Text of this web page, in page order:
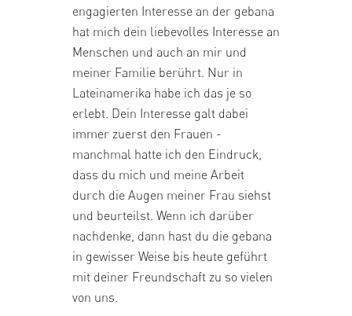
engagierten Interesse an der gebana
hat mich dein liebevolles Interesse an
Menschen und auch an mir und
meiner Familie berührt. Nur in
Lateinamerika habe ich das je so
erlebt. Dein Interesse galt dabei
immer zuerst den Frauen -
manchmal hatte ich den Eindruck,
dass du mich und meine Arbeit
durch die Augen meiner Frau siehst
und beurteilst. Wenn ich darüber
nachdenke, dann hast du die gebana
in gewisser Weise bis heute geführt
mit deiner Freundschaft zu so vielen
von uns.